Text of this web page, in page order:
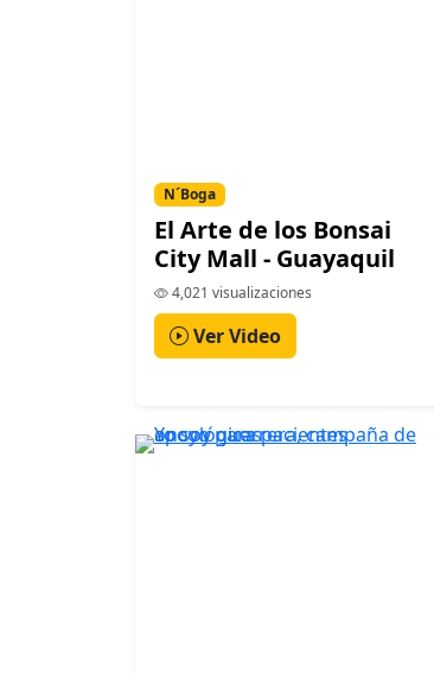
N´Boga
El Arte de los Bonsai
City Mall - Guayaquil
4,021 visualizaciones
Ver Video